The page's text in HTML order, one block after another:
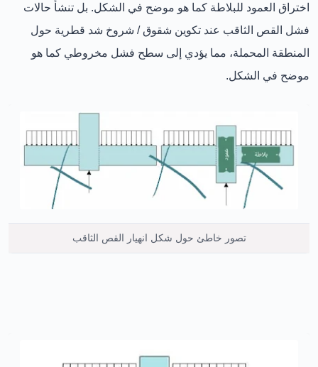
اختراق العمود للبلاطة كما هو موضح في الشكل. بل تنشأ حالات
فشل القص الثاقب عند تكوين شقوق / شروخ شد قطرية حول
المنطقة المحملة، مما يؤدي إلى سطح فشل مخروطي كما هو
موضح في الشكل.
تصور خاطئ حول شكل انهيار القص الثاقب